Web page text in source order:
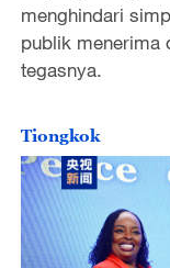
menghindari
publik menerima
tegasnya.
Tiongkok